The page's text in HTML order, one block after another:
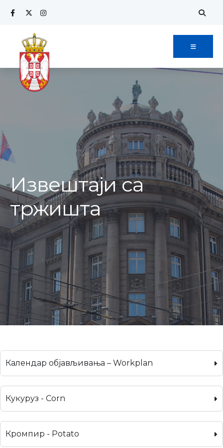
Извештаји са
тржишта
Календар објављивања – Workplan
Кукуруз - Corn
Кромпир - Potato